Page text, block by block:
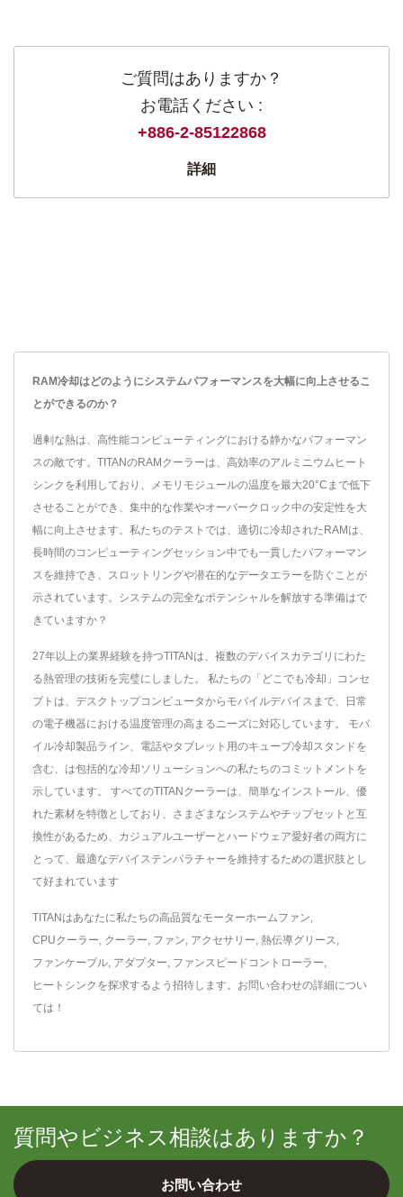
ご質問はありますか？
お電話ください :
+886-2-85122868
詳細
RAM冷却はどのようにシステムパフォーマンスを大幅に向上させるこ
とができるのか？
過剰な熱は、高性能コンピューティングにおける静かなパフォーマン
スの敵です。TITANのRAMクーラーは、高効率のアルミニウムヒート
シンクを利用しており、メモリモジュールの温度を最大20°Cまで低下
させることができ、集中的な作業やオーバークロック中の安定性を大
幅に向上させます。私たちのテストでは、適切に冷却されたRAMは、
長時間のコンピューティングセッション中でも一貫したパフォーマン
スを維持でき、スロットリングや潜在的なデータエラーを防ぐことが
示されています。システムの完全なポテンシャルを解放する準備はで
きていますか？
27年以上の業界経験を持つTITANは、複数のデバイスカテゴリにわた
る熱管理の技術を完璧にしました。 私たちの「どこでも冷却」コンセ
プトは、デスクトップコンピュータからモバイルデバイスまで、日常
の電子機器における温度管理の高まるニーズに対応しています。 モバ
イル冷却製品ライン、電話やタブレット用のキューブ冷却スタンドを
含む、は包括的な冷却ソリューションへの私たちのコミットメントを
示しています。 すべてのTITANクーラーは、簡単なインストール、優
れた素材を特徴としており、さまざまなシステムやチップセットと互
換性があるため、カジュアルユーザーとハードウェア愛好者の両方に
とって、最適なデバイステンパラチャーを維持するための選択肢とし
て好まれています
TITANはあなたに私たちの高品質なモーターホームファン
CPUクーラー クーラー ファン アクセサリー 熱伝導グリース
ファンケーブル アダプター ファンスピードコントローラー
ヒートシンク を探求するよう招待します。 お問い合わせの詳細につい
ては！
質問やビジネス相談はありますか？
お問い合わせ